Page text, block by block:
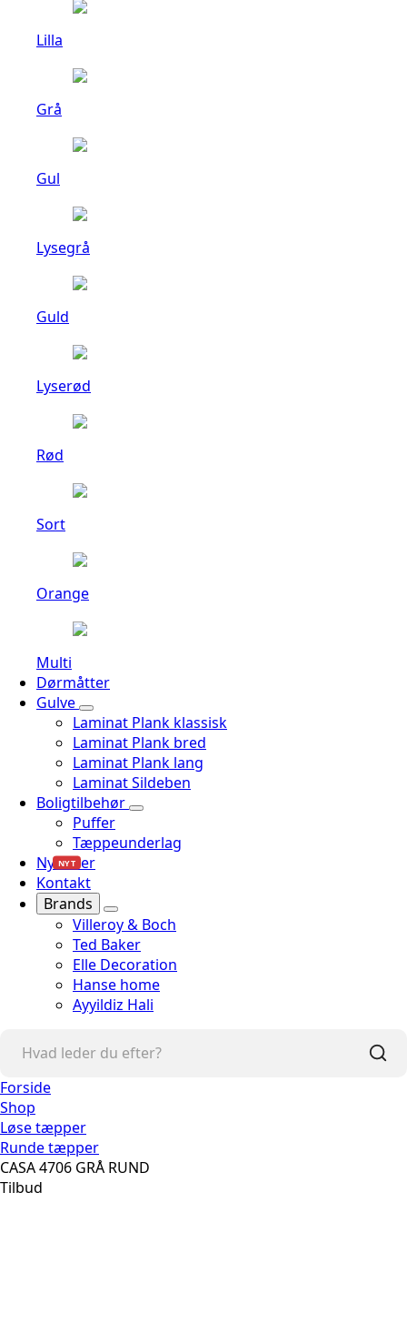
Lilla
Grå
Gul
Lysegrå
Guld
Lyserød
Rød
Sort
Orange
Multi
Dørmåtter
Gulve
Laminat Plank klassisk
Laminat Plank bred
Laminat Plank lang
Laminat Sildeben
Boligtilbehør
Puffer
Tæppeunderlag
Nyheder
NYT
Kontakt
Brands
Villeroy & Boch
Ted Baker
Elle Decoration
Hanse home
Ayyildiz Hali
Forside
Shop
Løse tæpper
Runde tæpper
CASA 4706 GRÅ RUND
Tilbud